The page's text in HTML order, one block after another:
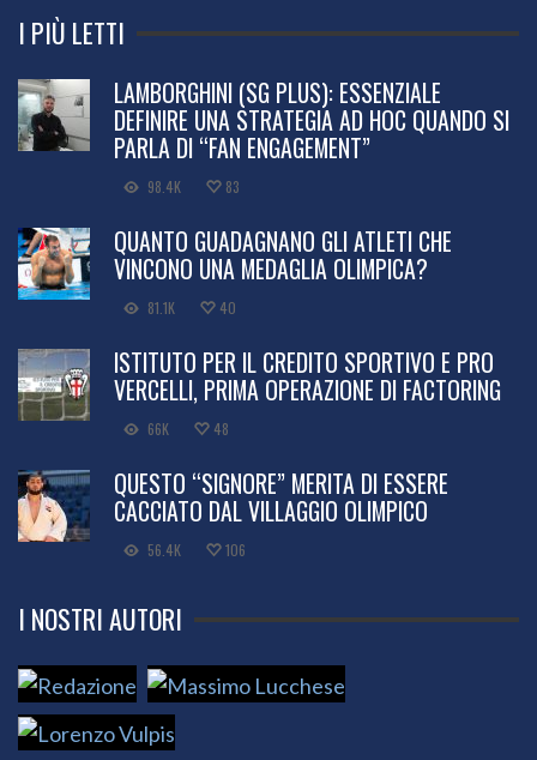
I PIÙ LETTI
LAMBORGHINI (SG PLUS): ESSENZIALE
DEFINIRE UNA STRATEGIA AD HOC QUANDO SI
PARLA DI “FAN ENGAGEMENT”
98.4K 83
QUANTO GUADAGNANO GLI ATLETI CHE
VINCONO UNA MEDAGLIA OLIMPICA?
81.1K 40
ISTITUTO PER IL CREDITO SPORTIVO E PRO
VERCELLI, PRIMA OPERAZIONE DI FACTORING
66K 48
QUESTO “SIGNORE” MERITA DI ESSERE
CACCIATO DAL VILLAGGIO OLIMPICO
56.4K 106
I NOSTRI AUTORI